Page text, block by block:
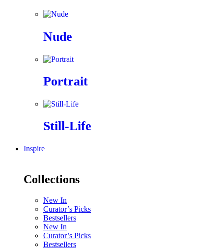
Nude
Portrait
Still-Life
Inspire
Collections
New In
Curator’s Picks
Bestsellers
New In
Curator’s Picks
Bestsellers